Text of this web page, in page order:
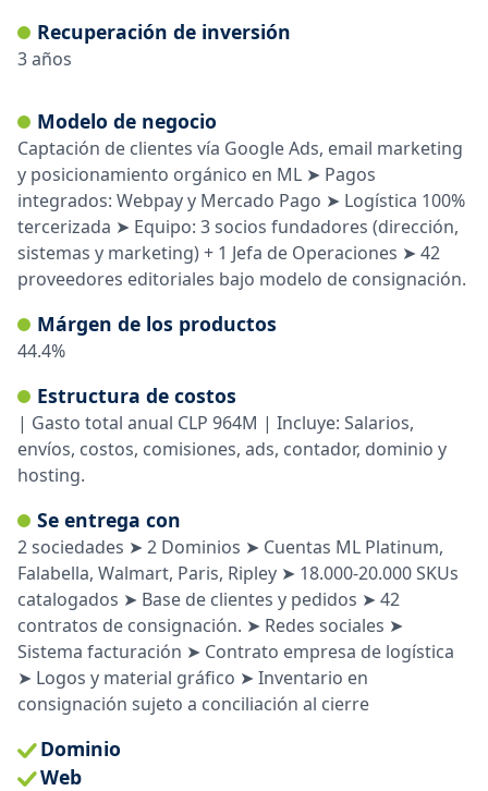
Recuperación de inversión
3años
Modelo de negocio
Captación de clientes vía Google Ads, email marketing
y posicionamiento orgánico en ML ➤ Pagos
integrados: Webpay y Mercado Pago ➤ Logística 100%
tercerizada ➤ Equipo: 3 socios fundadores (dirección,
sistemas y marketing) + 1 Jefa de Operaciones ➤ 42
proveedores editoriales bajo modelo de consignación.
Márgen de los productos
44.4%
Estructura de costos
| Gasto total anual CLP 964M | Incluye: Salarios,
envíos, costos, comisiones, ads, contador, dominio y
hosting.
Se entrega con
2 sociedades ➤ 2 Dominios ➤ Cuentas ML Platinum,
Falabella, Walmart, Paris, Ripley ➤ 18.000-20.000 SKUs
catalogados ➤ Base de clientes y pedidos ➤ 42
contratos de consignación. ➤ Redes sociales ➤
Sistema facturación ➤ Contrato empresa de logística
➤ Logos y material gráfico ➤ Inventario en
consignación sujeto a conciliación al cierre
Dominio
Web